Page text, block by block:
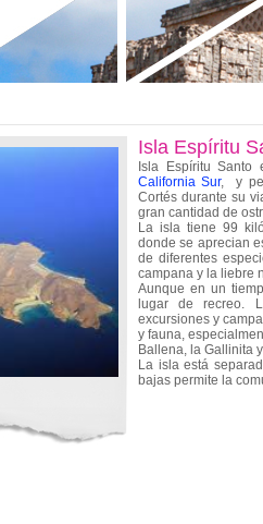
Isla Espíritu
Isla Espíritu
California Sur, y
Cortés durante su
gran cantidad de
La isla tiene 99
donde se aprecian
de diferentes
campana y la liebre
Aunque en un
lugar de recreo.
excursiones y
y fauna,
Ballena, la Gallinita
La isla está
bajas permite la